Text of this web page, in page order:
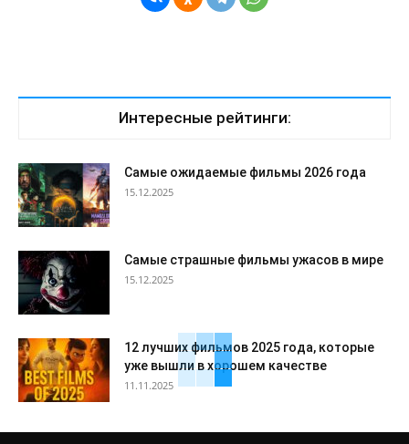
Интересные рейтинги:
Самые ожидаемые фильмы 2026 года
15.12.2025
Самые страшные фильмы ужасов в мире
15.12.2025
12 лучших фильмов 2025 года, которые
уже вышли в хорошем качестве
11.11.2025